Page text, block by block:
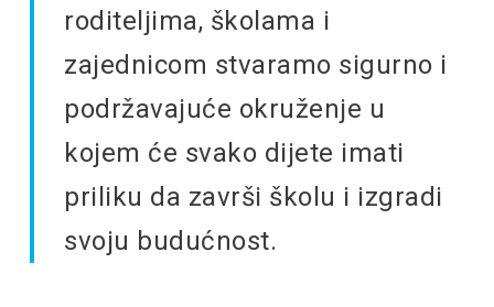
roditeljima, školama i
zajednicom stvaramo sigurno i
podržavajuće okruženje u
kojem će svako dijete imati
priliku da završi školu i izgradi
svoju budućnost.